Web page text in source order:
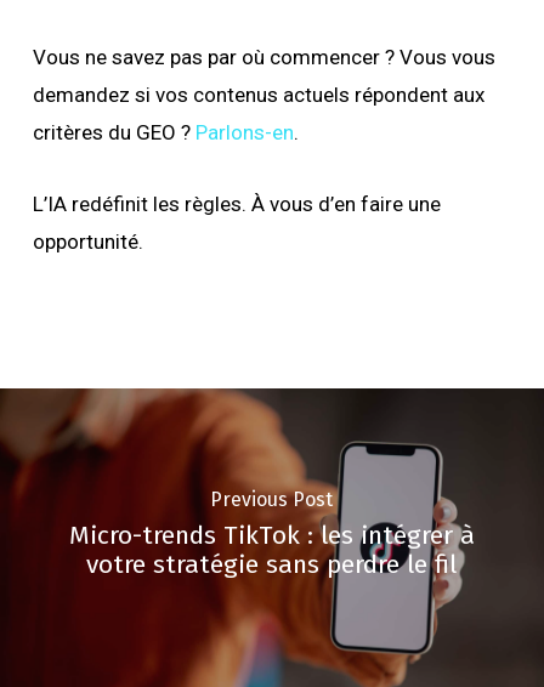
Vous ne savez pas par où commencer ? Vous vous
demandez si vos contenus actuels répondent aux
critères du GEO ? Parlons-en.
L’IA redéfinit les règles. À vous d’en faire une
opportunité.
Previous Post
Micro-trends TikTok : les intégrer à
votre stratégie sans perdre le fil